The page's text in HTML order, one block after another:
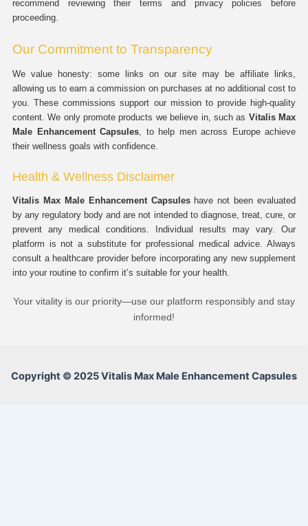
recommend reviewing their terms and privacy policies before
proceeding.
Our Commitment to Transparency
We value honesty: some links on our site may be affiliate links,
allowing us to earn a commission on purchases at no additional cost to
you. These commissions support our mission to provide high-quality
content. We only promote products we believe in, such as Vitalis Max
Male Enhancement Capsules, to help men across Europe achieve
their wellness goals with confidence.
Health & Wellness Disclaimer
Vitalis Max Male Enhancement Capsuleshave not been evaluated
by any regulatory body and are not intended to diagnose, treat, cure, or
prevent any medical conditions. Individual results may vary. Our
platform is not a substitute for professional medical advice. Always
consult a healthcare provider before incorporating any new supplement
into your routine to confirm it’s suitable for your health.
Your vitality is our priority—use our platform responsibly and stay
informed!
Copyright © 2025 Vitalis Max Male Enhancement Capsules